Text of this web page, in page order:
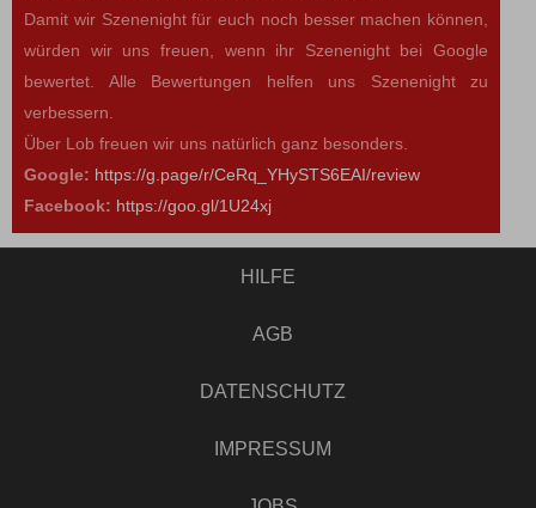
Damit wir Szenenight für euch noch besser machen können,
würden wir uns freuen, wenn ihr Szenenight bei Google
bewertet. Alle Bewertungen helfen uns Szenenight zu
verbessern.
Über Lob freuen wir uns natürlich ganz besonders.
Google: https://g.page/r/CeRq_YHySTS6EAI/review
Facebook: https://goo.gl/1U24xj
HILFE
AGB
DATENSCHUTZ
IMPRESSUM